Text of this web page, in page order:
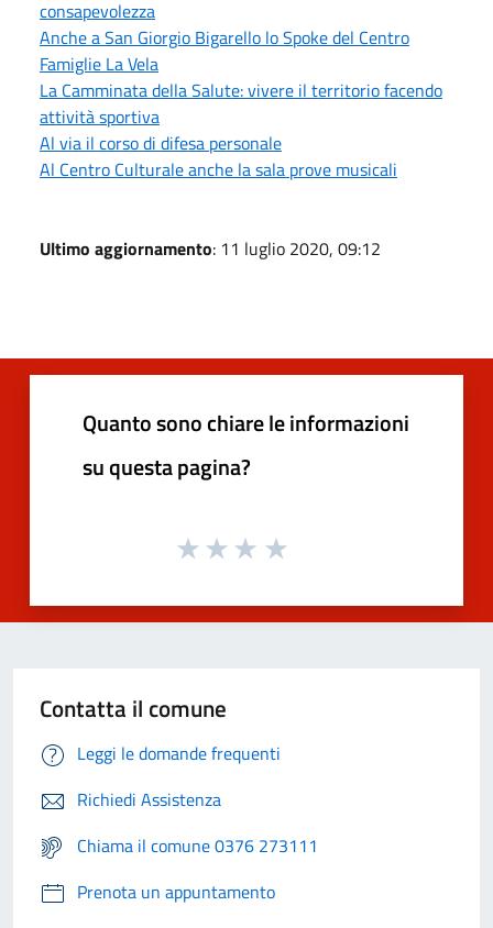
consapevolezza
Anche a San Giorgio Bigarello lo Spoke del Centro
Famiglie La Vela
La Camminata della Salute: vivere il territorio facendo
attività sportiva
Al via il corso di difesa personale
Al Centro Culturale anche la sala prove musicali
Ultimo aggiornamento: 11 luglio 2020, 09:12
Quanto sono chiare le informazioni
su questa pagina?
Contatta il comune
Leggi le domande frequenti
Richiedi Assistenza
Chiama il comune 0376 273111
Prenota un appuntamento